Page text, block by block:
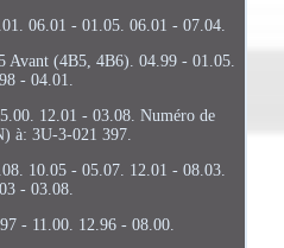
06.01 - 01.05. 06.01 - 07.04.
(4B5, 4B6). 04.99 - 01.05.
- 04.01.
12.01 - 03.08. Numéro de
à: 3U-3-021 397.
10.05 - 05.07. 12.01 - 08.03.
- 03.08.
- 11.00. 12.96 - 08.00.